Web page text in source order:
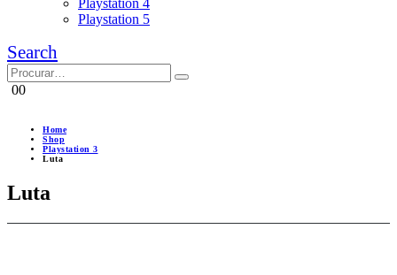
Playstation 4
Playstation 5
Search
00
Home
Shop
Playstation 3
Luta
Luta